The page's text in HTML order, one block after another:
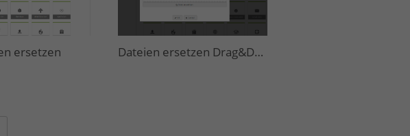
ersetzen Dateien ersetzen Drag&Drop